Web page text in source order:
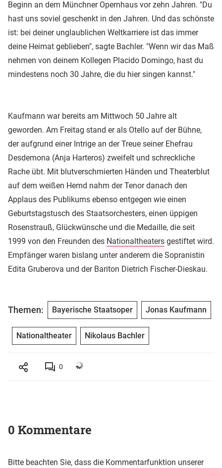
Beginn an dem Münchner Opernhaus vor zehn Jahren. "Du
hast uns soviel geschenkt in den Jahren. Und das schönste
ist: bei deiner unglaublichen Weltkarriere ist das immer
deine Heimat geblieben", sagte Bachler. "Wenn wir das Maß
nehmen von deinem Kollegen Placido Domingo, hast du
mindestens noch 30 Jahre, die du hier singen kannst."
Kaufmann war bereits am Mittwoch 50 Jahre alt
geworden. Am Freitag stand er als Otello auf der Bühne,
der aufgrund einer Intrige an der Treue seiner Ehefrau
Desdemona (Anja Harteros) zweifelt und schreckliche
Rache übt. Mit blutverschmierten Händen und Theaterblut
auf dem weißen Hemd nahm der Tenor danach den
Applaus des Publikums ebenso entgegen wie einen
Geburtstagstusch des Staatsorchesters, einen üppigen
Rosenstrauß, Glückwünsche und die Medaille, die seit
1999 von den Freunden des Nationaltheaters gestiftet wird.
Empfänger waren bislang unter anderem die Sopranistin
Edita Gruberova und der Bariton Dietrich Fischer-Dieskau.
Themen: Bayerische Staatsoper Jonas Kaufmann
Nationaltheater Nikolaus Bachler
0
0 Kommentare
Bitte beachten Sie, dass die Kommentarfunktion unserer